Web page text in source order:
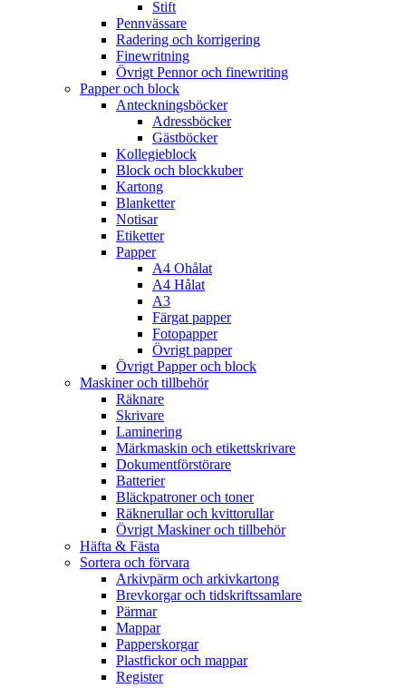
Stift
Pennvässare
Radering och korrigering
Finewritning
Övrigt Pennor och finewriting
Papper och block
Anteckningsböcker
Adressböcker
Gästböcker
Kollegieblock
Block och blockkuber
Kartong
Blanketter
Notisar
Etiketter
Papper
A4 Ohålat
A4 Hålat
A3
Färgat papper
Fotopapper
Övrigt papper
Övrigt Papper och block
Maskiner och tillbehör
Räknare
Skrivare
Laminering
Märkmaskin och etikettskrivare
Dokumentförstörare
Batterier
Bläckpatroner och toner
Räknerullar och kvittorullar
Övrigt Maskiner och tillbehör
Häfta & Fästa
Sortera och förvara
Arkivpärm och arkivkartong
Brevkorgar och tidskriftssamlare
Pärmar
Mappar
Papperskorgar
Plastfickor och mappar
Register